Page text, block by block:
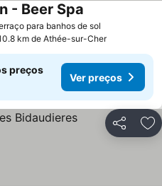
para banhos de sol
- Beer Spa
km de Athée-sur-Cher
preços
Ver preços
Partilhar